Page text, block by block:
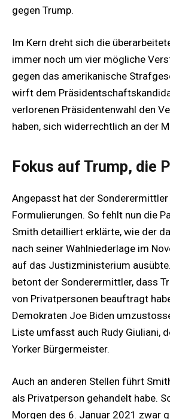
gegen Trump.
Im Kern dreht sich die
immer noch um vier mögliche
gegen das amerikanische
wirft dem
verlorenen Präsidentenwahl den
haben, sich widerrechtlich an der
Fokus auf Trump, die
Angepasst hat der
Formulierungen. So fehlt nun die
Smith detailliert erklärte, wie der
nach seiner Wahlniederlage im
auf das Justizministerium
betont der Sonderermittler, dass
von Privatpersonen beauftragt
Demokraten Joe Biden
Liste umfasst auch Rudy Giuliani,
Yorker Bürgermeister.
Auch an anderen Stellen führt
als Privatperson gehandelt habe.
Morgen des 6. Januar 2021 zwar